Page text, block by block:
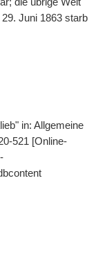
Juni 1863 starb
in: Allgemeine
521 [Online-